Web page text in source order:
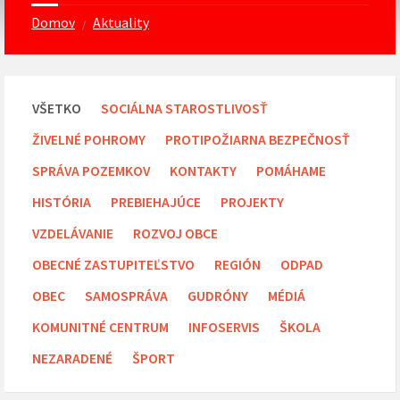
Domov / Aktuality
VŠETKO
SOCIÁLNA STAROSTLIVOSŤ
ŽIVELNÉ POHROMY
PROTIPOŽIARNA BEZPEČNOSŤ
SPRÁVA POZEMKOV
KONTAKTY
POMÁHAME
HISTÓRIA
PREBIEHAJÚCE
PROJEKTY
VZDELÁVANIE
ROZVOJ OBCE
OBECNÉ ZASTUPITEĽSTVO
REGIÓN
ODPAD
OBEC
SAMOSPRÁVA GUDRÓNY
MÉDIÁ
KOMUNITNÉ CENTRUM
INFOSERVIS
ŠKOLA
NEZARADENÉ
ŠPORT